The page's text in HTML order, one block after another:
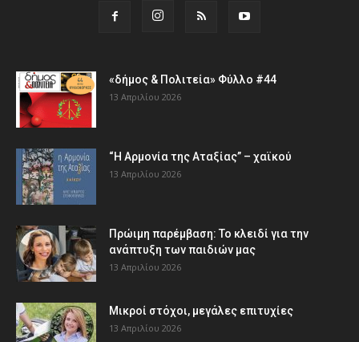
«δήμος & Πολιτεία» Φύλλο #44
13 Απριλίου 2026
“Η Αρμονία της Αταξίας” – χαϊκού
13 Απριλίου 2026
Πρώιμη παρέμβαση: Το κλειδί για την
ανάπτυξη των παιδιών µας
13 Απριλίου 2026
Μικροί στόχοι, μεγάλες επιτυχίες
13 Απριλίου 2026